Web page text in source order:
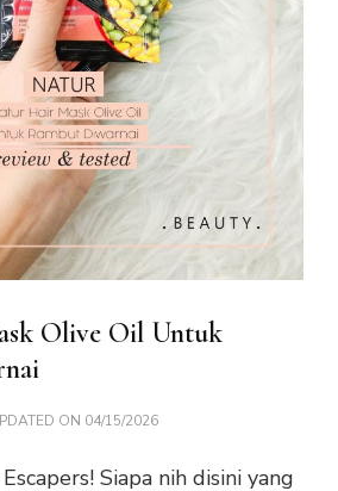
Olive Oil Untuk
ON 04/15/2026
Siapa nih disini yang